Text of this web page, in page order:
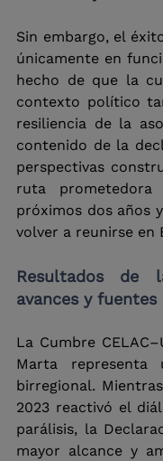
Sin embargo, el
únicamente en
hecho de que la
contexto político
resiliencia de la
contenido de la
perspectivas
ruta
próximos dos años
volver a reunirse en
Resultados de
avances y
La Cumbre
Marta
birregional.
2023 reactivó el
parálisis, la
mayor alcance y